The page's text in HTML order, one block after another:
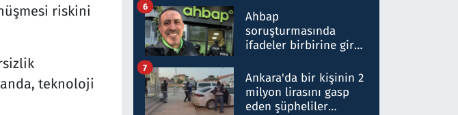
riskini
teknoloji
nitelikte olduğunu
belirtti
Ahbap
soruşturmasında
ifadeler birbirine girdi:
ifadelerinden ortaya
çıkan tablo şok etti
6
Ankara'da bir kişinin 2
milyon lirasını gasp
eden şüpheliler
7